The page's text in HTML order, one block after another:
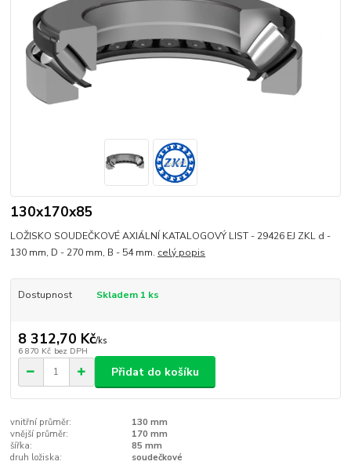
130x170x85
LOŽISKO SOUDEČKOVÉ AXIÁLNÍ KATALOGOVÝ LIST - 29426 EJ ZKL d -
130 mm, D - 270 mm, B - 54 mm. celý popis
Dostupnost Skladem 1 ks
8 312,70 Kč/ks
6 870 Kč bez DPH
Přidat do košíku
vnitřní průměr:
130 mm
vnější průměr:
170 mm
šířka:
85 mm
druh ložiska:
soudečkové